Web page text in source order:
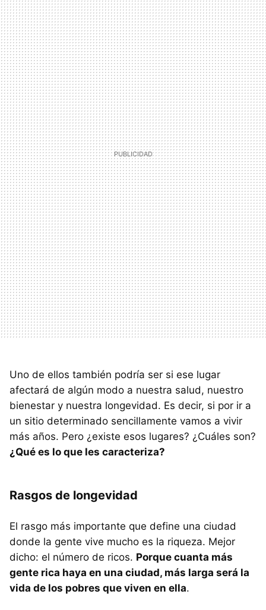
Uno de ellos también podría ser si ese lugar
afectará de algún modo a nuestra salud, nuestro
bienestar y nuestra longevidad. Es decir, si por ir a
un sitio determinado sencillamente vamos a vivir
más años. Pero ¿existe esos lugares? ¿Cuáles son?
¿Qué es lo que les caracteriza?
Rasgos de longevidad
El rasgo más importante que define una ciudad
donde la gente vive mucho es la riqueza. Mejor
dicho: el número de ricos. Porque cuanta más
gente rica haya en una ciudad, más larga será la
vida de los pobres que viven en ella.